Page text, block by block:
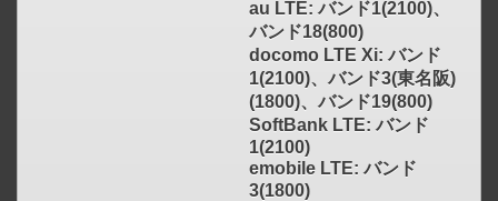
au LTE: バンド1(2100)、
バンド18(800)
docomo LTE Xi: バンド
1(2100)、バンド3(東名阪)
(1800)、バンド19(800)
SoftBank LTE: バンド
1(2100)
emobile LTE: バンド
3(1800)